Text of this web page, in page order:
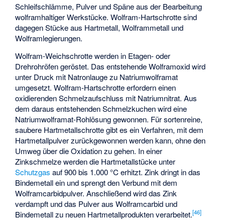
Schleifschlämme, Pulver und Späne aus der Bearbeitung
wolframhaltiger Werkstücke. Wolfram-Hartschrotte sind
dagegen Stücke aus Hartmetall, Wolframmetall und
Wolframlegierungen.
Wolfram-Weichschrotte werden in Etagen- oder
Drehrohröfengeröstet. Das entstehende Wolframoxid wird
unter Druck mit Natronlauge zu Natriumwolframat
umgesetzt. Wolfram-Hartschrotte erfordern einen
oxidierenden Schmelzaufschluss mit Natriumnitrat. Aus
dem daraus entstehenden Schmelzkuchen wird eine
Natriumwolframat-Rohlösung gewonnen. Für sortenreine,
saubere Hartmetallschrotte gibt es ein Verfahren, mit dem
Hartmetallpulver zurückgewonnen werden kann, ohne den
Umweg über die Oxidation zu gehen. In einer
Zinkschmelze werden die Hartmetallstücke unter
Schutzgas auf 900 bis 1.000 °C erhitzt. Zink dringt in das
Bindemetall ein und sprengt den Verbund mit dem
Wolframcarbidpulver. Anschließend wird das Zink
verdampft und das Pulver aus Wolframcarbid und
Bindemetall zu neuen Hartmetallprodukten verarbeitet.[46]